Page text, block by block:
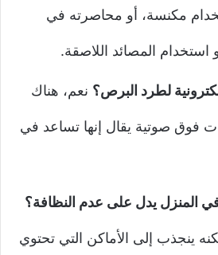
مكنسة، أو محاصرته في
استخدام المصائد اللاصقة.
لطرد البرص؟ نعم، هناك
فوق صوتية يقال إنها تساعد في
المنزل يدل على عدم النظافة؟
ينجذب إلى الأماكن التي تحتوي